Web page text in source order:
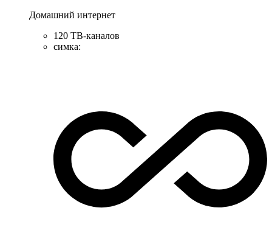
Домашний интернет
120 ТВ-каналов
симка: